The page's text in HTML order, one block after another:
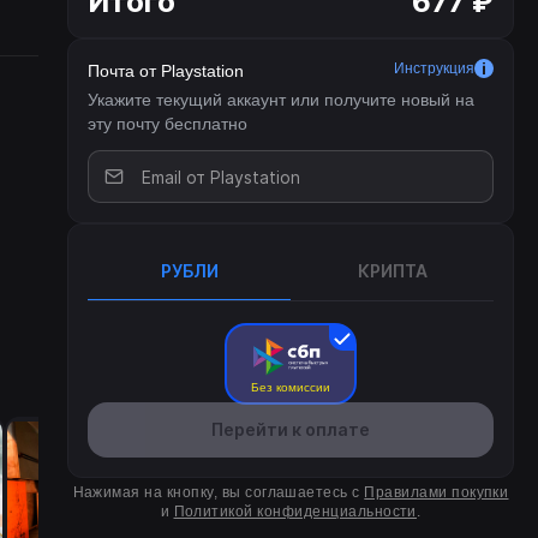
Почта от Playstation
Укажите текущий аккаунт или получите новый на
эту почту бесплатно
Инструкция
РУБЛИ КРИПТА
Без комиссии
Перейти к оплате
Нажимая на кнопку, вы соглашаетесь с Правилами покупки
и Политикой конфиденциальности .